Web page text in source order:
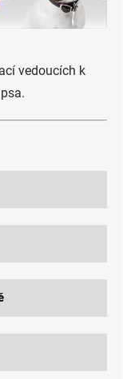
vedoucích k